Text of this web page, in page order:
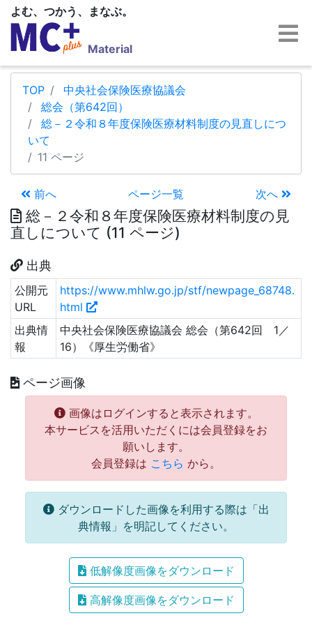
よむ、つかう、まなぶ。
Material
TOP
中央社会保険医療協議会
総会（第642回）
総－２令和８年度保険医療材料制度の見直しにつ
いて
11 ページ
前へ ページ一覧 次へ
総－２令和８年度保険医療材料制度の見
直しについて (11 ページ)
出典
公開元
URL
https://www.mhlw.go.jp/stf/newpage_68748.
html
出典情
報
中央社会保険医療協議会 総会（第642回 1／
16）《厚生労働省》
ページ画像
画像はログインすると表示されます。
本サービスを活用いただくには会員登録をお
願いします。
会員登録は こちら から。
ダウンロードした画像を利用する際は「出
典情報」を明記してください。
低解像度画像をダウンロード
高解像度画像をダウンロード